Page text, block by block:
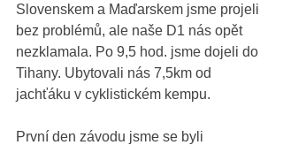
Slovenskem a Maďarskem jsme projeli
bez problémů, ale naše D1 nás opět
nezklamala. Po 9,5 hod. jsme dojeli do
Tihany. Ubytovali nás 7,5km od
jachťáku v cyklistickém kempu.
První den závodu jsme se byli